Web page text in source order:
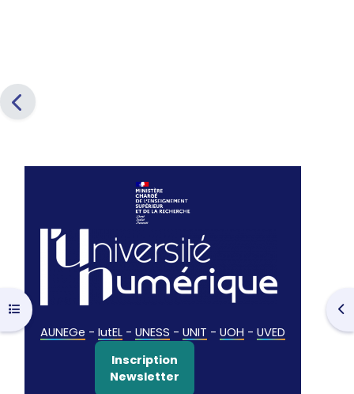
Ouvrir l’index du cours
AUNEGe - IutEL - UNESS - UNIT - UOH - UVED
Inscription
Newsletter